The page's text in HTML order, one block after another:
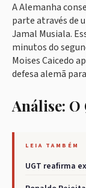
A Alemanha
parte através de
Jamal Musiala.
minutos do
Moises Caicedo
defesa alemã
Análise: O
LEIA TAMBÉM
UGT reafirma